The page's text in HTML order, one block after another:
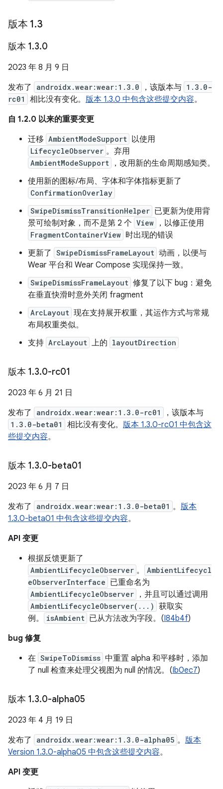
版本 1.3
版本 1.3.0
2023 年 8 月 9 日
发布了
androidx.wear:wear:1.3.0 ，该版本与 1.3.0-
rc01
相比没有变化。 版本 1.3.0 中包含这些提交内容。
自 1.2.0 以来的重要变更
迁移 AmbientModeSupport 以使用
LifecycleObserver 。弃用
AmbientModeSupport
，改用新的生命周期感知类。
使用新的图标/布局、字体和字体指标更新了
ConfirmationOverlay
SwipeDismissTransitionHelper 已更新为使用背
景可绘制对象，而不是第 2 个 View ，以修正使用
FragmentContainerView 时出现的错误
更新了 SwipeDismissFrameLayout 动画，以便与
Wear 平台和 Wear Compose 实现保持一致。
SwipeDismissFrameLayout 修复了以下 bug：避免
在垂直快滑时意外关闭 fragment
ArcLayout 现在支持展开权重，其运作方式与常规
布局权重类似。
支持 ArcLayout 上的 layoutDirection
版本 1.3.0-rc01
2023 年 6 月 21 日
发布了
androidx.wear:wear:1.3.0-rc01 ，该版本与
1.3.0-beta01 相比没有变化。 版本 1.3.0-rc01 中包含这
些提交内容。
版本 1.3.0-beta01
2023 年 6 月 7 日
发布了
androidx.wear:wear:1.3.0-beta01 。 版本
1.3.0-beta01 中包含这些提交内容。
API 变更
根据反馈更新了
AmbientLifecycleObserver 。
AmbientLifecycl
eObserverInterface 已重命名为
AmbientLifecycleObserver ，并且可以通过调用
AmbientLifecycleObserver(...) 获取实
例。
isAmbient 已从方法改为字段。(I84b4f)
bug 修复
在 SwipeToDismiss 中重置 alpha 和平移时，添加
了 null 检查来处理父视图为 null 的情况。(Ib0ec7)
版本 1.3.0-alpha05
2023 年 4 月 19 日
发布了
androidx.wear:wear:1.3.0-alpha05 。 版本
Version 1.3.0-alpha05 中包含这些提交内容。
API 变更